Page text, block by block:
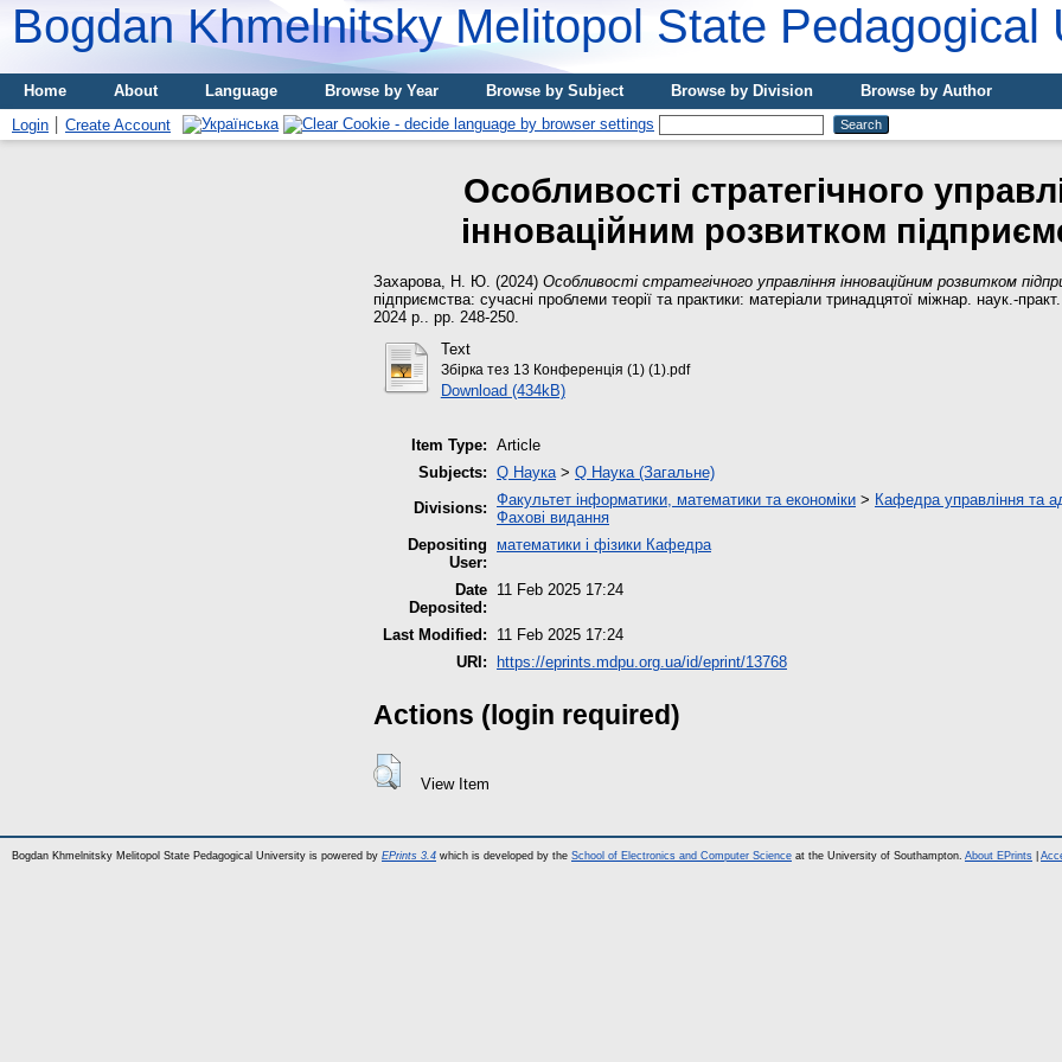
Bogdan Khmelnitsky Melitopol State Pedagogical
Home About Language Browse by Year Browse by Subject Browse by Division
Browse by Author
Login
Create Account
Особливості стратегічного
інноваційним розвитком
Захарова, Н. Ю. (2024) Особливості стратегічного управління інноваційним розвитком
підприємства: сучасні проблеми теорії та практики: матеріали тринадцятої міжнар. наук.-
2024 р.. pp. 248-250.
Text
Збірка тез 13 Конференція (1) (1).pdf
Download (434kB)
Item Type: Article
Subjects: Q Наука > Q Наука (Загальне)
Divisions: Факультет інформатики, математики та економіки > Кафедра управління та
Фахові видання
Depositing
User:
математики і фізики Кафедра
Date
Deposited:
11 Feb 2025 17:24
Last Modified:
11 Feb 2025 17:24
URI:
https://eprints.mdpu.org.ua/id/eprint/13768
Actions (login required)
View Item
Bogdan Khmelnitsky Melitopol State Pedagogical University is powered by EPrints 3.4 which is developed by the School of Electronics and Computer Science at the University of Southampton. About EPrints